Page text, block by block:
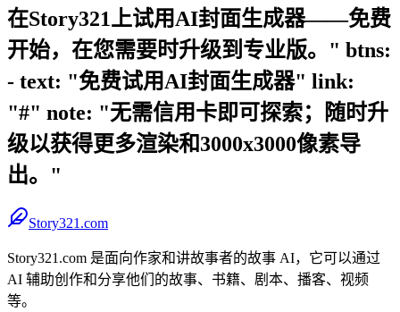
在Story321上试用AI封面生成器——免费
开始，在您需要时升级到专业版。" btns:
- text: "免费试用AI封面生成器" link:
"#" note: "无需信用卡即可探索；随时升
级以获得更多渲染和3000x3000像素导
出。"
Story321.com
Story321.com 是面向作家和讲故事者的故事 AI，它可以通过
AI 辅助创作和分享他们的故事、书籍、剧本、播客、视频
等。